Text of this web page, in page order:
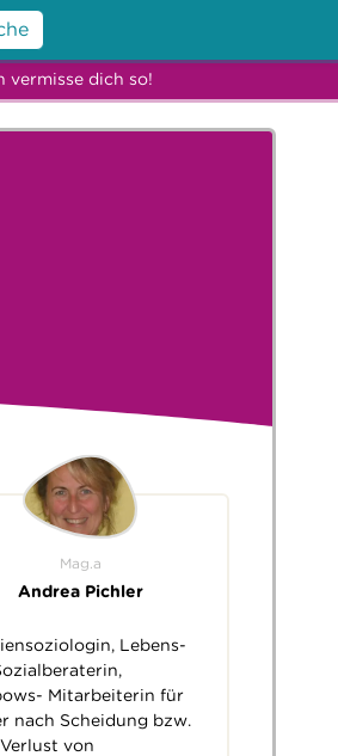
vermisse dich so!
Mag.a
Andrea Pichler
Lebens-
Mitarbeiterin für
nach Scheidung bzw.
von